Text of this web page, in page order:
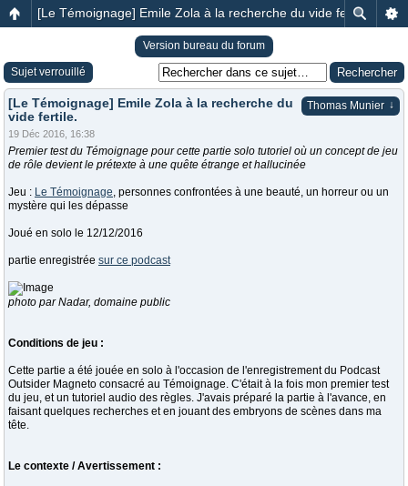
[Le Témoignage] Emile Zola à la recherche du vide fertile.
Version bureau du forum
Sujet verrouillé
Thomas Munier ↓
[Le Témoignage] Emile Zola à la recherche du
vide fertile.
19 Déc 2016, 16:38
Premier test du Témoignage pour cette partie solo tutoriel où un concept de jeu
de rôle devient le prétexte à une quête étrange et hallucinée
Jeu : Le Témoignage, personnes confrontées à une beauté, un horreur ou un
mystère qui les dépasse
Joué en solo le 12/12/2016
partie enregistrée sur ce podcast
photo par Nadar, domaine public
Conditions de jeu :
Cette partie a été jouée en solo à l'occasion de l'enregistrement du Podcast
Outsider Magneto consacré au Témoignage. C'était à la fois mon premier test
du jeu, et un tutoriel audio des règles. J'avais préparé la partie à l'avance, en
faisant quelques recherches et en jouant des embryons de scènes dans ma
tête.
Le contexte / Avertissement :